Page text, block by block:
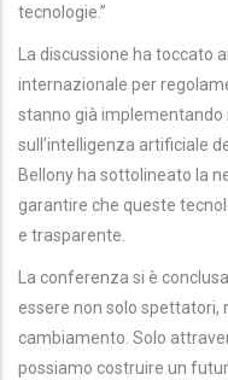
tecnologie.”
La discussione ha toccato
internazionale per
stanno già
sull’intelligenza artificiale
Bellony ha sottolineato la
garantire che queste
e trasparente.
La conferenza si è
essere non solo spettatori,
cambiamento. Solo
possiamo costruire un